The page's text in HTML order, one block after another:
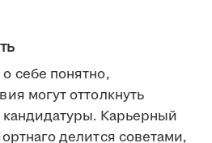
себе понятно,
могут оттолкнуть
Карьерный
делится советами,